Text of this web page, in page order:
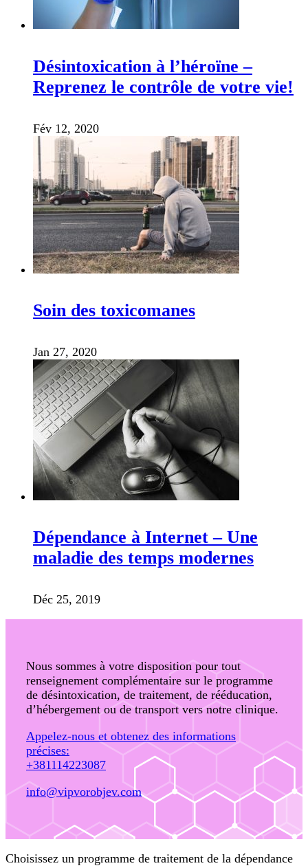
Désintoxication à l’héroïne –
Reprenez le contrôle de votre vie!
Fév 12, 2020
Soin des toxicomanes
Jan 27, 2020
Dépendance à Internet – Une
maladie des temps modernes
Déc 25, 2019
Nous sommes à votre disposition pour tout
renseignement complémentaire sur le programme
de désintoxication, de traitement, de rééducation,
d’hébergement ou de transport vers notre clinique.
Appelez-nous et obtenez des informations
précises:
+381114223087
info@vipvorobjev.com
Choisissez un programme de traitement de la dépendance